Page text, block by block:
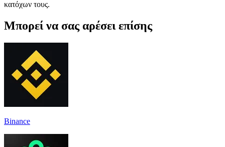
κατόχων τους.
Μπορεί να σας αρέσει επίσης
Binance